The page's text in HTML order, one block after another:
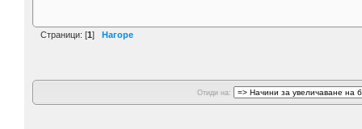
Страници: [1] Нагоре
Отиди на: